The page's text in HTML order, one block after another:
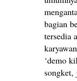
bagian
tersedia
‘demo